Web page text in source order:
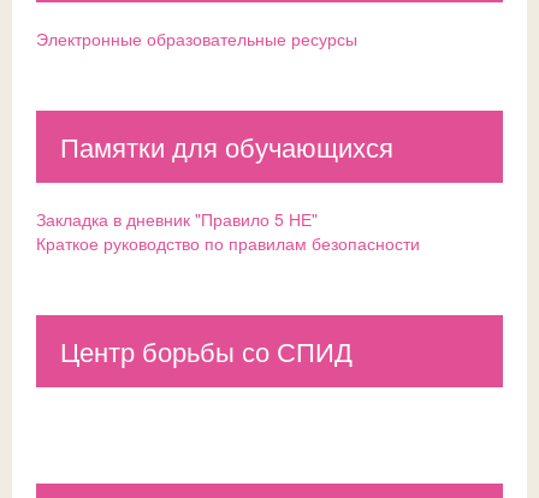
Электронные образовательные ресурсы
Памятки для обучающихся
Закладка в дневник "Правило 5 НЕ"
Краткое руководство по правилам безопасности
Центр борьбы со СПИД